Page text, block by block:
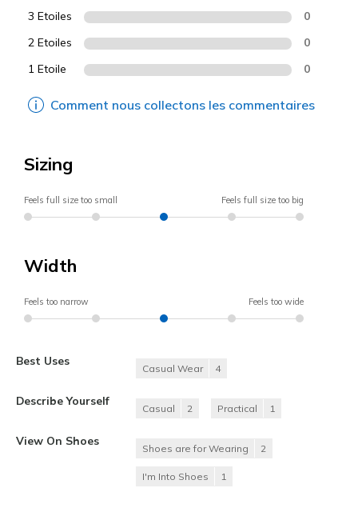
3 Etoiles 0
2 Etoiles 0
1 Etoile 0
Comment nous collectons les commentaires
Sizing
Feels full size too small Feels full size too big
Width
Feels too narrow Feels too wide
Best Uses
Casual Wear 4
Describe Yourself
Casual 2 Practical 1
View On Shoes
Shoes are for Wearing 2
I'm Into Shoes 1